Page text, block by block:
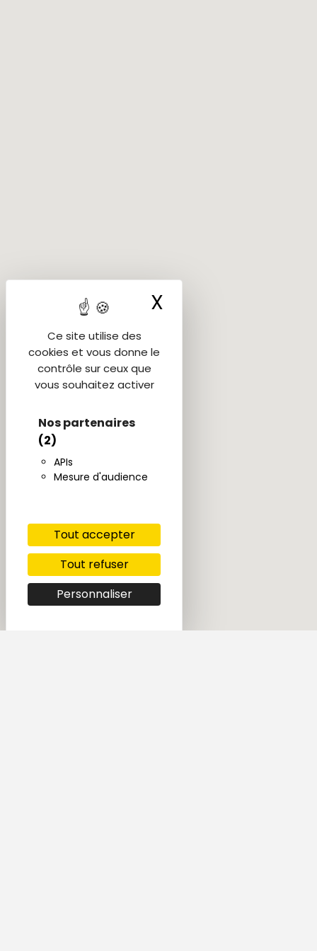
Ce site utilise des
cookies et vous donne le
contrôle sur ceux que
vous souhaitez activer
Nos partenaires
(2)
APIs
Mesure d'audience
Tout accepter
Tout refuser
Personnaliser
X